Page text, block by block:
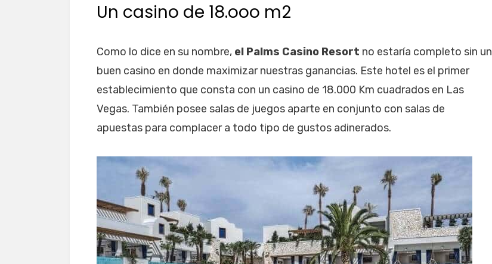
Un casino de 18.ooo m2
Como lo dice en su nombre, el Palms Casino Resort no estaría completo sin un
buen casino en donde maximizar nuestras ganancias. Este hotel es el primer
establecimiento que consta con un casino de 18.000 Km cuadrados en Las
Vegas. También posee salas de juegos aparte en conjunto con salas de
apuestas para complacer a todo tipo de gustos adinerados.